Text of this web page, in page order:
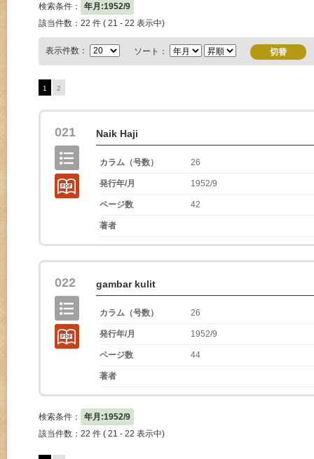
検索条件：
年月:1952/9
該当件数：22 件 ( 21 - 22 表示中)
表示件数： ソート：
1 2
021 Naik Haji
カラム（号数） 26
発行年/月 1952/9
ページ数 42
著者
022 gambar kulit
カラム（号数） 26
発行年/月 1952/9
ページ数 44
著者
検索条件：
年月:1952/9
該当件数：22 件 ( 21 - 22 表示中)